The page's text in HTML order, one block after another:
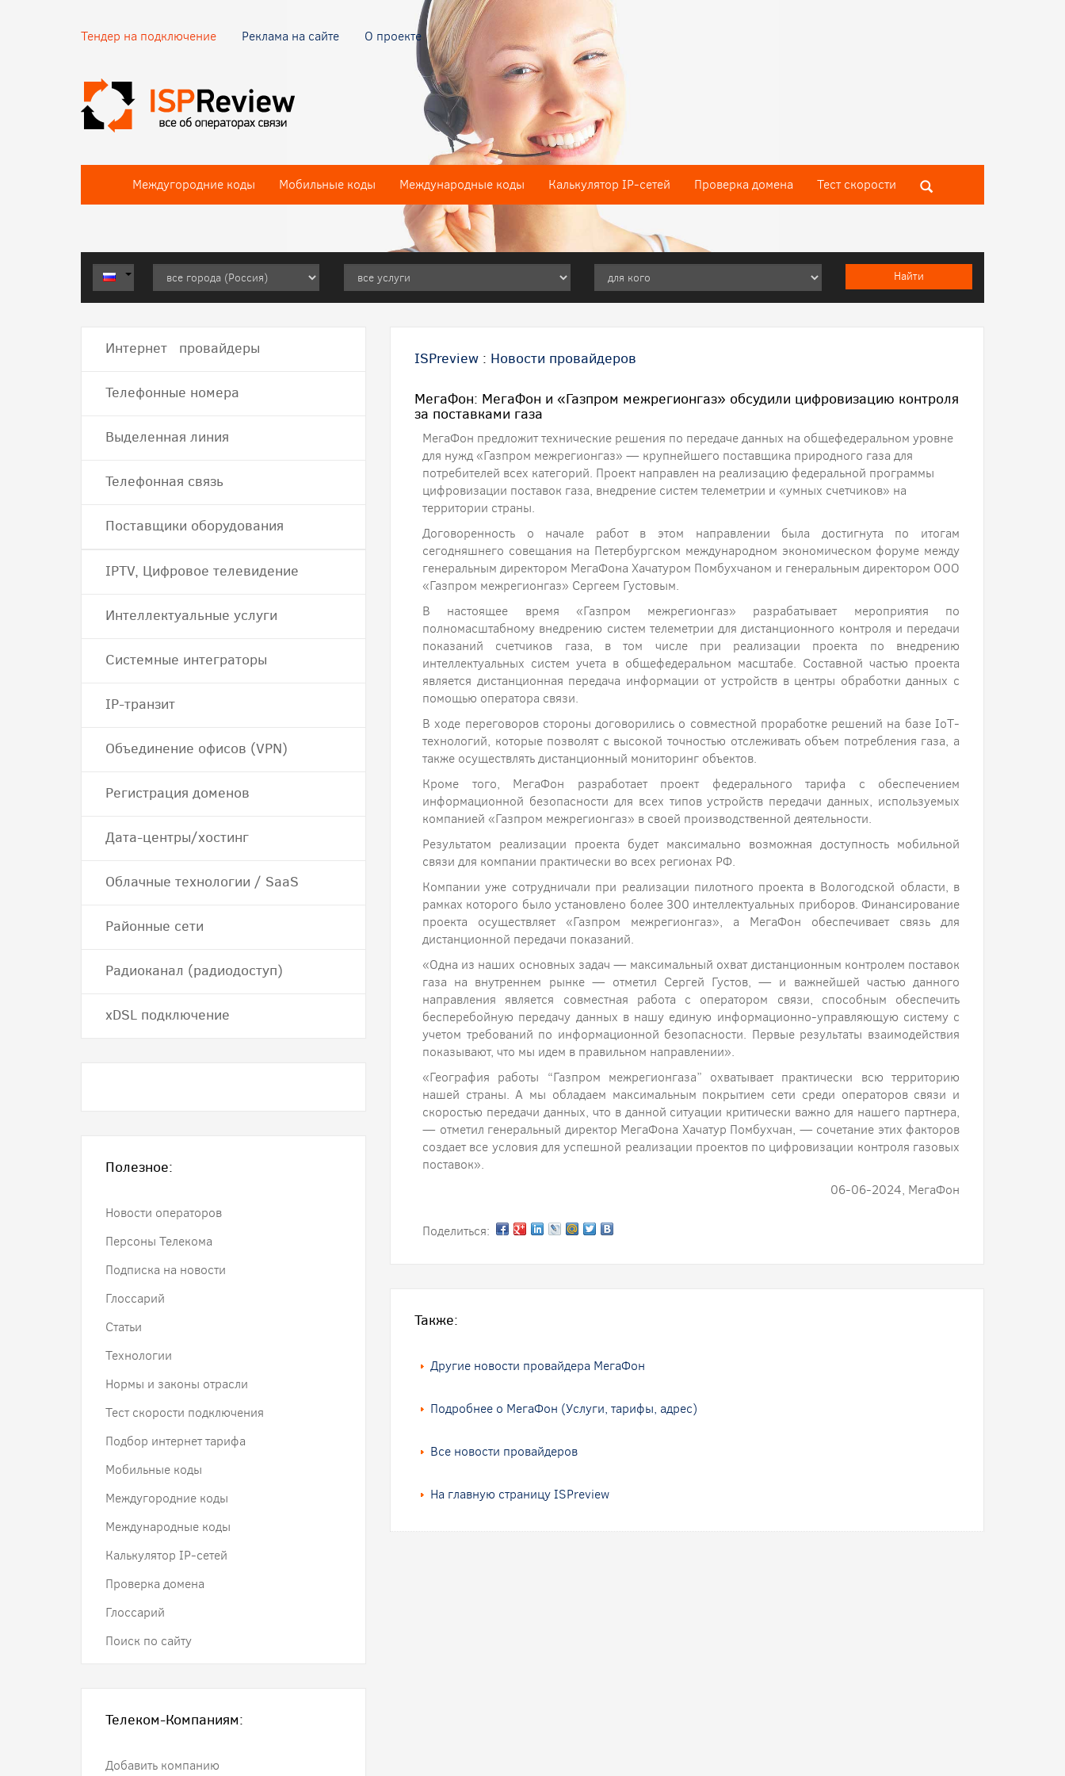
Тендер на подключение Реклама на сайте О проекте
Междугородние коды Мобильные коды Международные коды Калькулятор IP-сетей Проверка домена Тест скороcти
ISPreview : Новости провайдеров
МегаФон: МегаФон и «Газпром межрегионгаз» обсудили цифровизацию контроля
за поставками газа
МегаФон предложит технические решения по передаче данных на общефедеральном уровне
для нужд «Газпром межрегионгаз» — крупнейшего поставщика природного газа для
потребителей всех категорий. Проект направлен на реализацию федеральной программы
цифровизации поставок газа, внедрение систем телеметрии и «умных счетчиков» на
территории страны.
Договоренность о начале работ в этом направлении была достигнута по итогам
сегодняшнего совещания на Петербургском международном экономическом форуме между
генеральным директором МегаФона Хачатуром Помбухчаном и генеральным директором ООО
«Газпром межрегионгаз» Сергеем Густовым.
В настоящее время «Газпром межрегионгаз» разрабатывает мероприятия по
полномасштабному внедрению систем телеметрии для дистанционного контроля и передачи
показаний счетчиков газа, в том числе при реализации проекта по внедрению
интеллектуальных систем учета в общефедеральном масштабе. Составной частью проекта
является дистанционная передача информации от устройств в центры обработки данных с
помощью оператора связи.
В ходе переговоров стороны договорились о совместной проработке решений на базе IoT-
технологий, которые позволят с высокой точностью отслеживать объем потребления газа, а
также осуществлять дистанционный мониторинг объектов.
Кроме того, МегаФон разработает проект федерального тарифа с обеспечением
информационной безопасности для всех типов устройств передачи данных, используемых
компанией «Газпром межрегионгаз» в своей производственной деятельности.
Результатом реализации проекта будет максимально возможная доступность мобильной
связи для компании практически во всех регионах РФ.
Компании уже сотрудничали при реализации пилотного проекта в Вологодской области, в
рамках которого было установлено более 300 интеллектуальных приборов. Финансирование
проекта осуществляет «Газпром межрегионгаз», а МегаФон обеспечивает связь для
дистанционной передачи показаний.
«Одна из наших основных задач — максимальный охват дистанционным контролем поставок
газа на внутреннем рынке — отметил Сергей Густов, — и важнейшей частью данного
направления является совместная работа с оператором связи, способным обеспечить
бесперебойную передачу данных в нашу единую информационно-управляющую систему с
учетом требований по информационной безопасности. Первые результаты взаимодействия
показывают, что мы идем в правильном направлении».
«География работы “Газпром межрегионгаза” охватывает практически всю территорию
нашей страны. А мы обладаем максимальным покрытием сети среди операторов связи и
скоростью передачи данных, что в данной ситуации критически важно для нашего партнера,
— отметил генеральный директор МегаФона Хачатур Помбухчан, — сочетание этих факторов
создает все условия для успешной реализации проектов по цифровизации контроля газовых
поставок».
06-06-2024, МегаФон
Поделиться:
Также:
Другие новости провайдера МегаФон
Подробнее о МегаФон (Услуги, тарифы, адрес)
Все новости провайдеров
На главную страницу ISPreview
Интернет провайдеры
Телефонные номера
Выделенная линия
Телефонная связь
Поставщики оборудования
IPTV, Цифровое телевидение
Интеллектуальные услуги
Системные интеграторы
IP-транзит
Объединение офисов (VPN)
Регистрация доменов
Дата-центры/хостинг
Облачные технологии / SaaS
Районные сети
Радиоканал (радиодоступ)
хDSL подключение
Полезное:
Новости операторов
Персоны Телекома
Подписка на новости
Глоссарий
Статьи
Технологии
Нормы и законы отрасли
Тест скорости подключения
Подбор интернет тарифа
Мобильные коды
Междугородние коды
Международные коды
Калькулятор IP-сетей
Проверка домена
Глоссарий
Поиск по сайту
Телеком-Компаниям:
Добавить компанию